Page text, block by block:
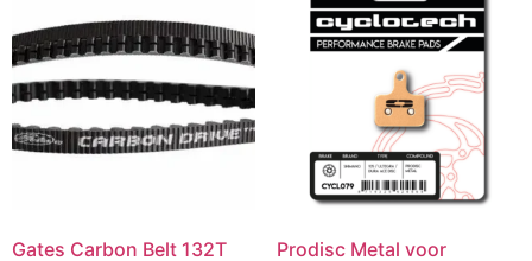
Gates Carbon Belt 132T
Prodisc Metal voor